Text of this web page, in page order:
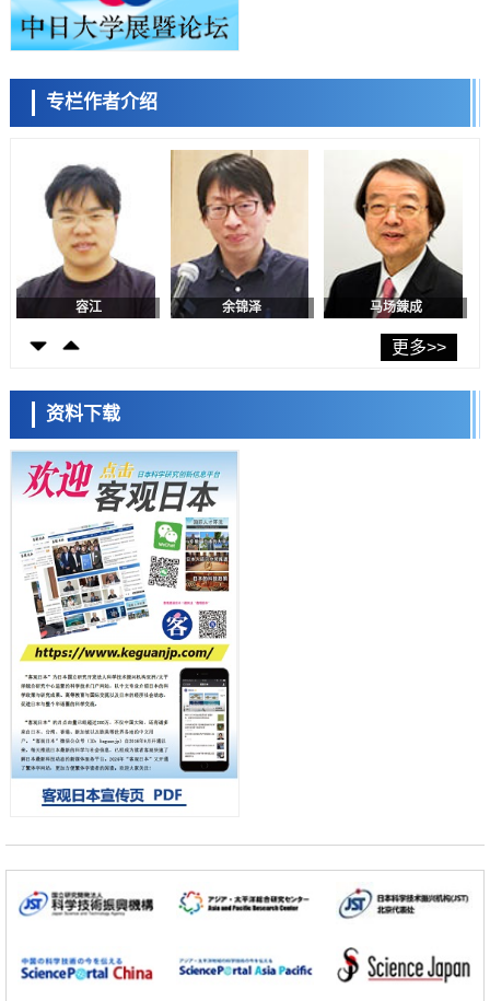
癌患者中开展临床试验
政策
日本发布《令和8年版科学技术与创新白皮书》，解读第七期基本计划
科学研究
东京大学发现可诱导细胞死亡的新型信使物质
东京都健康长寿医疗中心跨器官揭示衰老过程中的糖链变化
科学研究
产总研无需石油利用松脂制备石墨前驱体，可作为电池电极材料
科学研究
东京大学和海上保安厅等发现南海海槽沿线板块边界锁定状态存在区域
政策
日本第2次医疗研究开发调整费，根据一线实际情况和需求分配99.3亿
千叶大学鉴定出导致难治性疾病“肺高血压症”恶化的蛋白质“MYL9/12”，
会引发血管结构恶化
科学研究
京都大学高效生成光的构成单元“光子”，可应用于量子计算机
科学研究
用数理模型诠释慢性荨麻疹的发病机理，借助数学的力量实现个体化最
佳治疗
科学研究
【JST事业成果】发现室温下工作的交替磁体
科学研究
夜景也能清晰呈现在纸上——日本“铁路摄影迷”教授研发新技术
科学研究
【JST事业成果】开发低成本与低功耗的新型AI处理器
政策
日本科研费增设国际共同研究强化新类别，促进青年研究人员赴海外开
展研究
经济・社会
能力与生产力
科学研究
该基因的必要性因菌株而异
经济・社会
专栏作者介绍
陈小牧 李鸥 安宁
容江 余锦泽 马场錬成
日本科学未来馆 科学交
流员
小岩井忠道 泷川 进
更多>>
资料下载